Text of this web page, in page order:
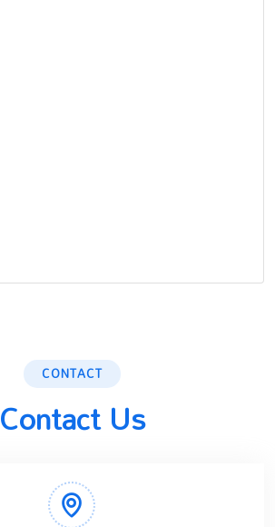
CONTACT
Contact Us